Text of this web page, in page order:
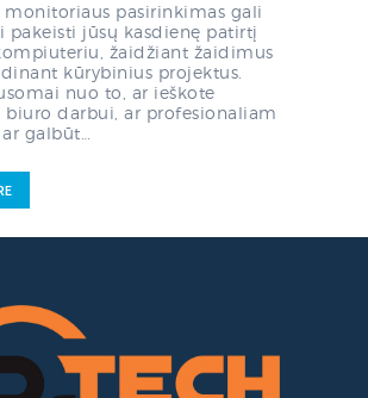
pasirinkimas gali
pakeisti jūsų kasdienę patirtį
žaidžiant žaidimus
kūrybinius projektus.
nuo to, ar ieškote
biuro darbui, ar profesionaliam
galbūt…